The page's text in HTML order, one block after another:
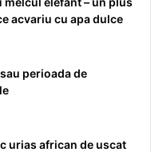
acvariu cu apa dulce
perioada de
urias african de uscat